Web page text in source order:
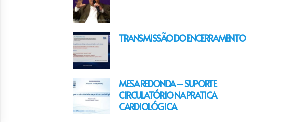
TRANSMISSÃO DO ENCERRAMENTO
MESA REDONDA – SUPORTE
CIRCULATÓRIO NA PRATICA
CARDIOLÓGICA